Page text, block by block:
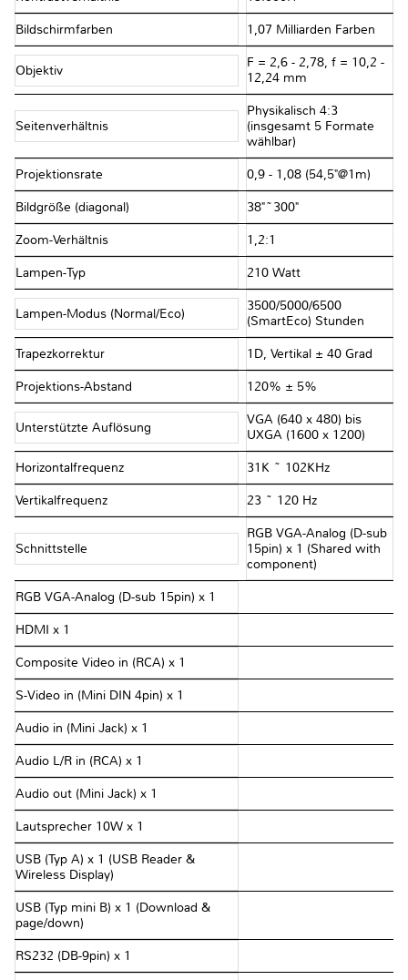
Bildschirmfarben 1,07 Milliarden Farben
Objektiv
F = 2,6 - 2,78, f = 10,2 -
12,24 mm
Seitenverhältnis
Physikalisch 4:3
(insgesamt 5 Formate
wählbar)
Projektionsrate 0,9 - 1,08 (54,5"@1m)
Bildgröße (diagonal) 38"~300"
Zoom-Verhältnis 1,2:1
Lampen-Typ 210 Watt
Lampen-Modus (Normal/Eco)
3500/5000/6500
(SmartEco) Stunden
Trapezkorrektur 1D, Vertikal ± 40 Grad
Projektions-Abstand 120% ± 5%
Unterstützte Auflösung
VGA (640 x 480) bis
UXGA (1600 x 1200)
Horizontalfrequenz 31K ~ 102KHz
Vertikalfrequenz 23 ~ 120 Hz
Schnittstelle
RGB VGA-Analog (D-sub
15pin) x 1 (Shared with
component)
RGB VGA-Analog (D-sub 15pin) x 1
HDMI x 1
Composite Video in (RCA) x 1
S-Video in (Mini DIN 4pin) x 1
Audio in (Mini Jack) x 1
Audio L/R in (RCA) x 1
Audio out (Mini Jack) x 1
Lautsprecher 10W x 1
USB (Typ A) x 1 (USB Reader &
Wireless Display)
USB (Typ mini B) x 1 (Download &
page/down)
RS232 (DB-9pin) x 1